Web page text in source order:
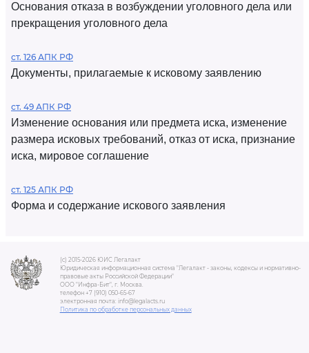
Основания отказа в возбуждении уголовного дела или
прекращения уголовного дела
ст. 126 АПК РФ
Документы, прилагаемые к исковому заявлению
ст. 49 АПК РФ
Изменение основания или предмета иска, изменение
размера исковых требований, отказ от иска, признание
иска, мировое соглашение
ст. 125 АПК РФ
Форма и содержание искового заявления
(c) 2015-2026 ЮИС Легалакт
Юридическая информационная система "Легалакт - законы, кодексы и нормативно-
правовые акты Российской Федерации"
ООО "Инфра-Бит", г. Москва.
телефон +7 (910) 050-65-67
электронная почта: info@legalacts.ru
Политика по обработке персональных данных